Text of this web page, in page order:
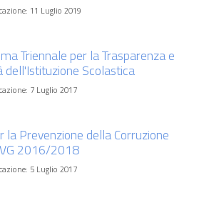
11 Luglio 2019
Triennale per la Trasparenza e
dell'Istituzione Scolastica
7 Luglio 2017
la Prevenzione della Corruzione
2016/2018
5 Luglio 2017